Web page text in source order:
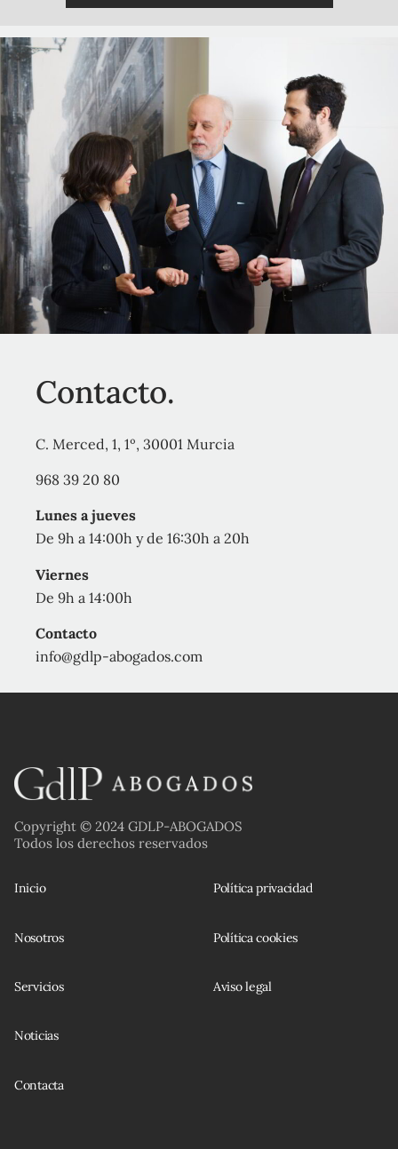
Contacto.
C. Merced, 1, 1º, 30001 Murcia
968 39 20 80
Lunes a jueves
De 9h a 14:00h y de 16:30h a 20h
Viernes
De 9h a 14:00h
Contacto
info@gdlp-abogados.com
Copyright © 2024 GDLP-ABOGADOS
Todos los derechos reservados
Inicio
Nosotros
Servicios
Noticias
Contacta
Política privacidad
Política cookies
Aviso legal